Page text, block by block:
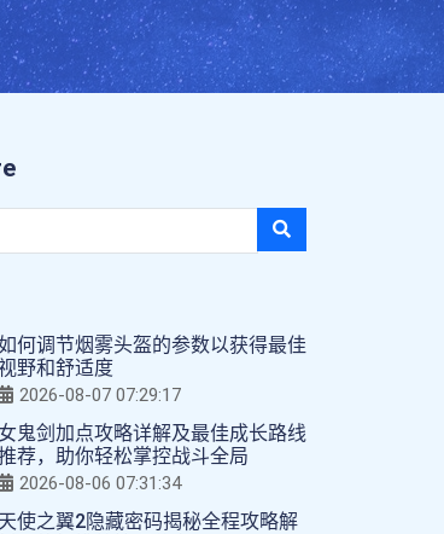
何调节烟雾头盔的参数以获得最佳
视野和舒适度
2026-08-07 07:29:17
女鬼剑加点攻略详解及最佳成长路线
荐，助你轻松掌控战斗全局
2026-08-06 07:31:34
天使之翼2隐藏密码揭秘全程攻略解